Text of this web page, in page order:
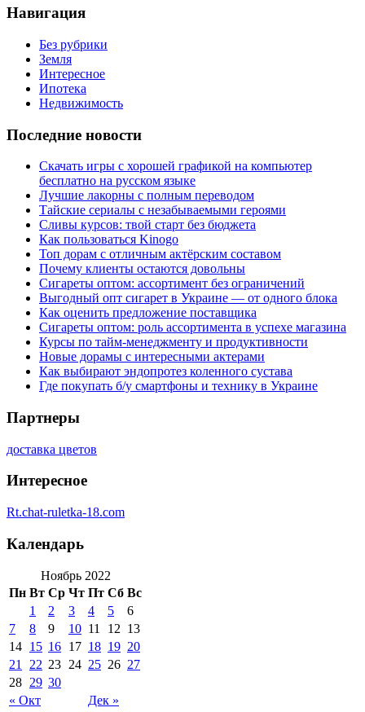
Навигация
Без рубрики
Земля
Интересное
Ипотека
Недвижимость
Последние новости
Скачать игры с хорошей графикой на компьютер
бесплатно на русском языке
Лучшие лакорны с полным переводом
Тайские сериалы с незабываемыми героями
Сливы курсов: твой старт без бюджета
Как пользоваться Kinogo
Топ дорам с отличным актёрским составом
Почему клиенты остаются довольны
Сигареты оптом: ассортимент без ограничений
Выгодный опт сигарет в Украине — от одного блока
Как оценить предложение поставщика
Сигареты оптом: роль ассортимента в успехе магазина
Курсы по тайм-менеджменту и продуктивности
Новые дорамы с интересными актерами
Как выбирают эндопротез коленного сустава
Где покупать б/у смартфоны и технику в Украине
Партнеры
доставка цветов
Интересное
Rt.chat-ruletka-18.com
Календарь
Ноябрь 2022
Пн Вт Ср Чт Пт Сб Вс
« Окт Дек »
1 2 3 4 5
6
7
8 9 10 11 12 13
14 15 16 17 18 19 20
21
22 23 24 25 26 27
28 29 30